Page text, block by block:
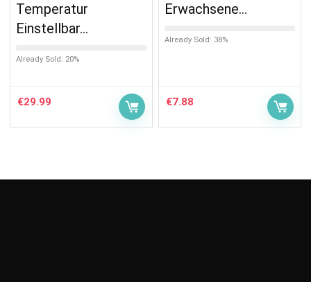
Temperatur
Einstellbar…
Already Sold: 20%
€29.99
Erwachsene…
Already Sold: 38%
€7.88